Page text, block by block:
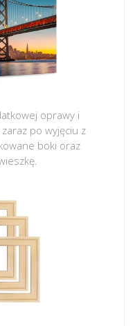
oprawy i
po wyjęciu z
boki oraz